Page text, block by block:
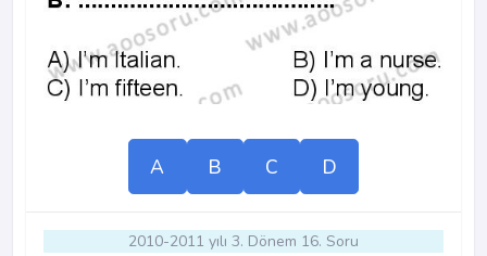
A B C D
2010-2011 yılı 3. Dönem 16. Soru